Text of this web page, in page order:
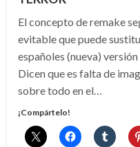
El concepto de remake
evitable que puede
españoles (nueva)
Dicen que es falta de
sobre todo en el…
¡Compártelo!